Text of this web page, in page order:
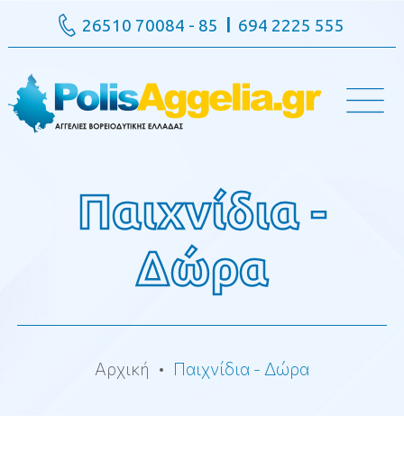
26510 70084 - 85 694 2225 555
Παιχνίδια -
Δώρα
Αρχική Παιχνίδια - Δώρα